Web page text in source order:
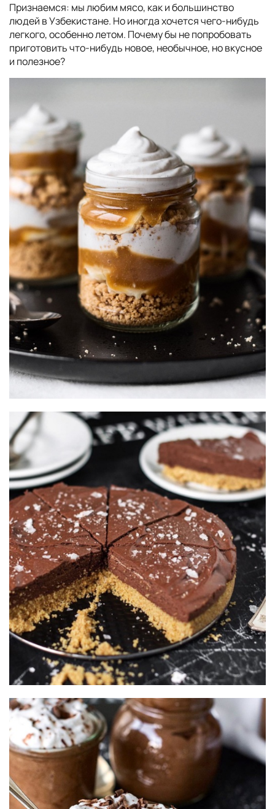
Признаемся: мы любим мясо, как и большинство
людей в Узбекистане. Но иногда хочется чего-нибудь
легкого, особенно летом. Почему бы не попробовать
приготовить что-нибудь новое, необычное, но вкусное
и полезное?